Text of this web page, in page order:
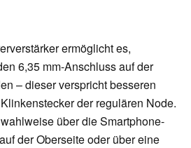
ermöglicht es,
6,35 mm-Anschluss auf der
– dieser verspricht besseren
der regulären Node.
über die Smartphone-
der Oberseite oder über eine